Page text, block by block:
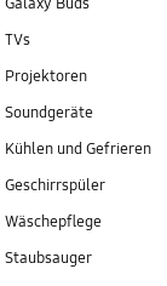
TVs
Projektoren
Soundgeräte
Kühlen und Gefrieren
Geschirrspüler
Wäschepflege
Staubsauger